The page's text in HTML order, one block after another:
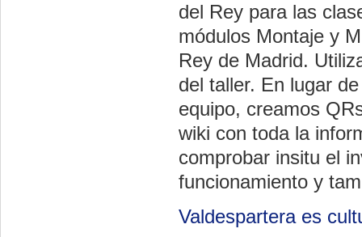
del Rey para las
módulos Montaje y
Rey de Madrid.
del taller. En lugar
equipo, creamos
wiki con toda la
comprobar insitu el
funcionamiento y
Valdespartera es